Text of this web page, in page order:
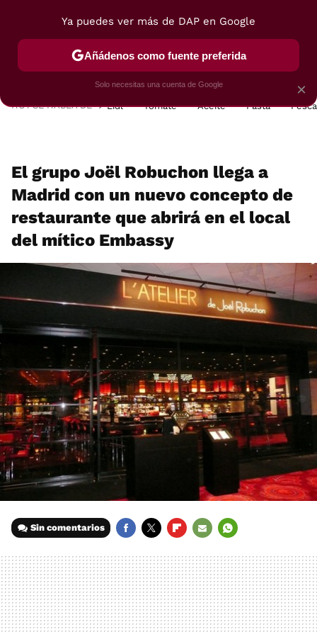
POSTRES VIAJES SELECCIÓN VEGUI
HOY SE HABLA DE Lidl Tomate Aceite Pasta
El grupo Joël Robuchon llega a
Madrid con un nuevo concepto de
restaurante que abrirá en el local
del mítico Embassy
Sin comentarios
MAIL
×
Ya puedes ver más de DAP en Google
Añádenos como fuente preferida
Solo necesitas una cuenta de Google